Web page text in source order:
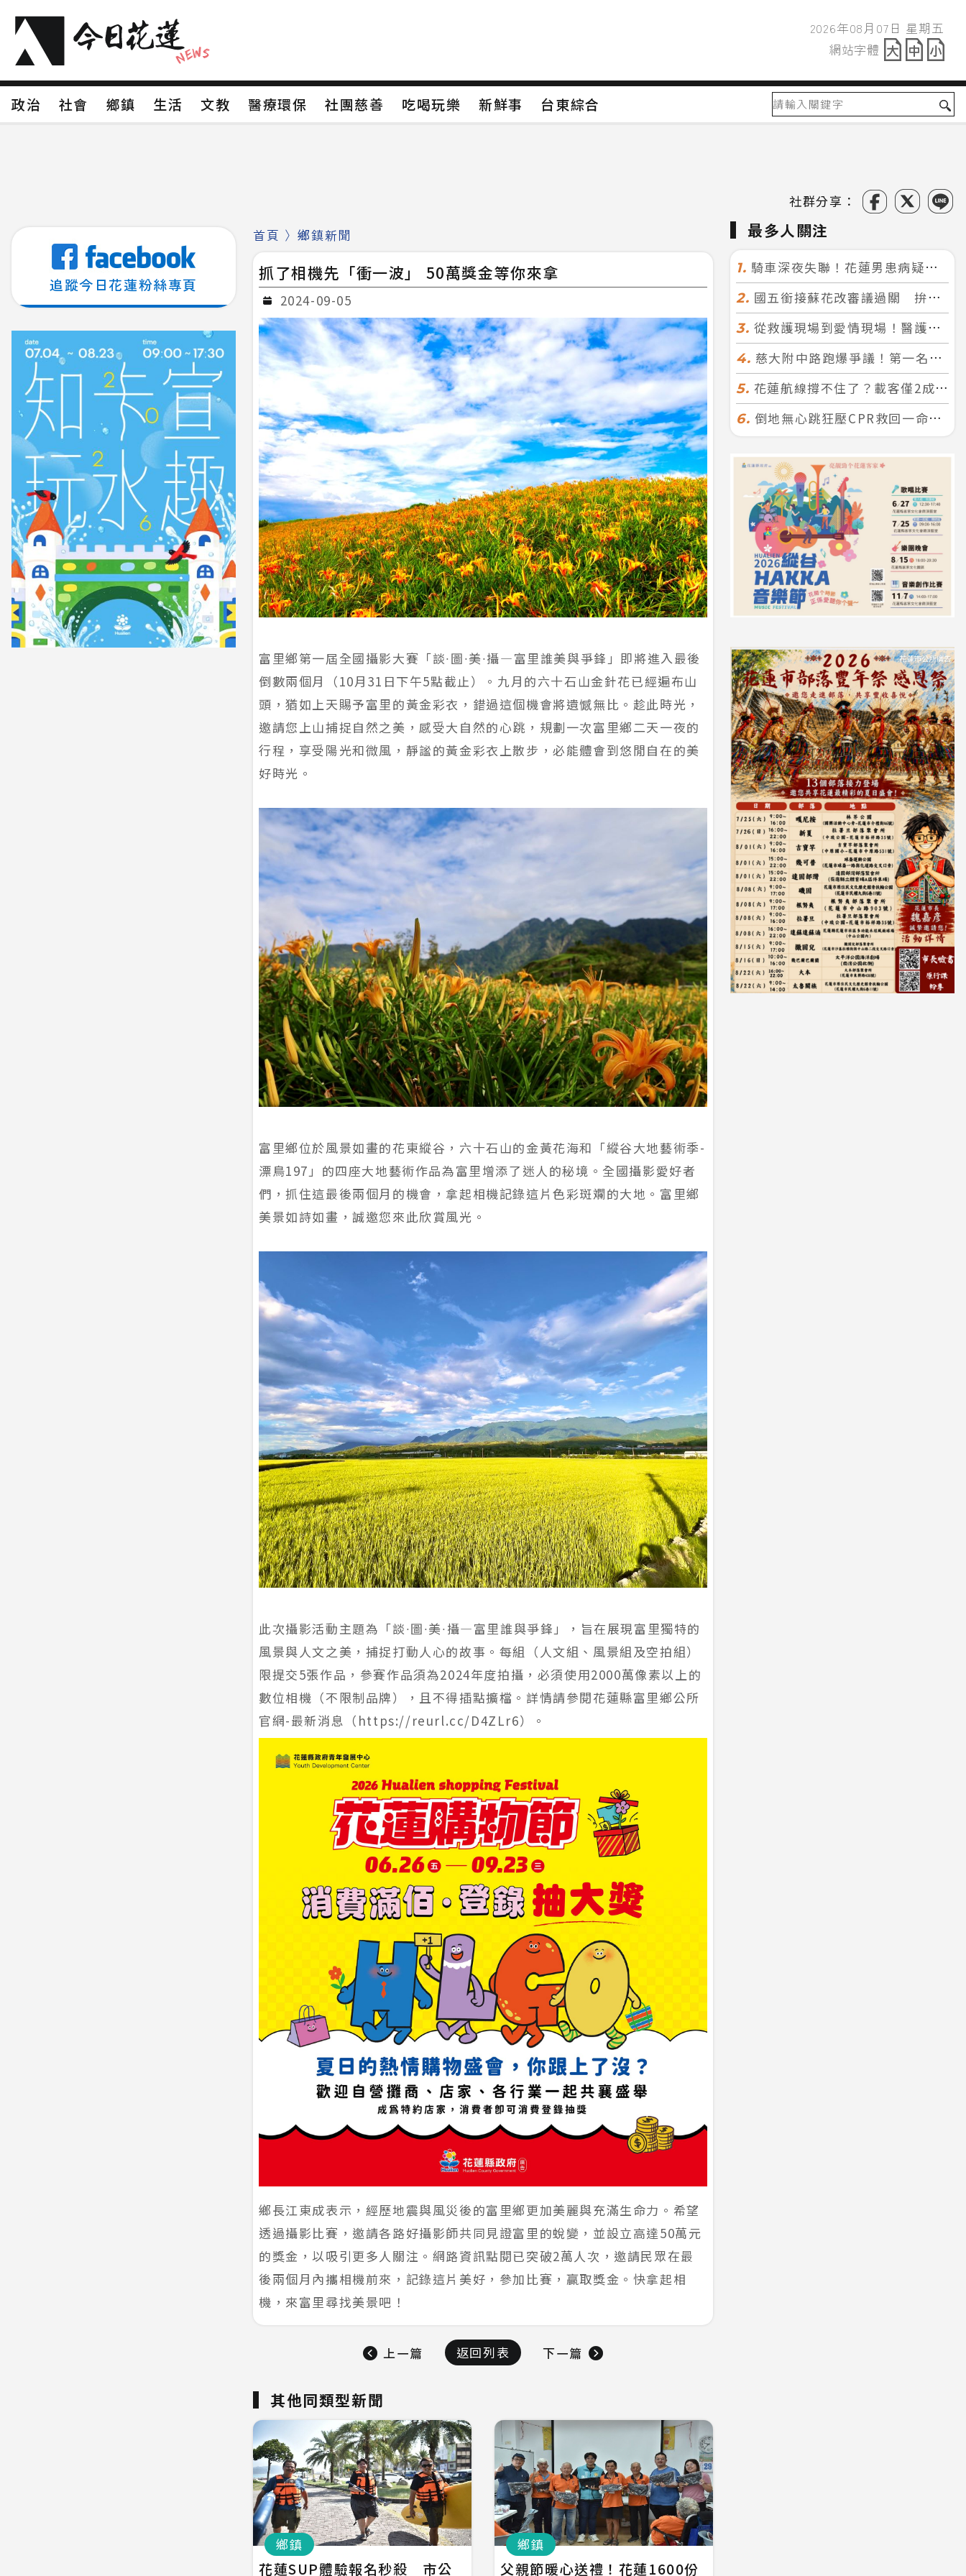
2026年08月07日
網站字體
政治 社會 鄉鎮 生活 文教 醫療環保 社團慈善 吃喝玩樂 新鮮事
台東綜合
社群分享：
追蹤今日花蓮粉絲專頁
首頁 〉鄉鎮新聞
抓了相機先「衝一波」 50萬獎金等你來拿
2024-09-05
富里鄉第一屆全國攝影大賽「談∙圖∙美∙攝—富里誰美與爭鋒」即將進入最後
倒數兩個月（10月31日下午5點截止）。九月的六十石山金針花已經遍布山
頭，猶如上天賜予富里的黃金彩衣，錯過這個機會將遺憾無比。趁此時光，
邀請您上山捕捉自然之美，感受大自然的心跳，規劃一次富里鄉二天一夜的
行程，享受陽光和微風，靜謐的黃金彩衣上散步，必能體會到悠閒自在的美
好時光。
富里鄉位於風景如畫的花東縱谷，六十石山的金黃花海和「縱谷大地藝術季-
漂鳥197」的四座大地藝術作品為富里增添了迷人的秘境。全國攝影愛好者
們，抓住這最後兩個月的機會，拿起相機記錄這片色彩斑斕的大地。富里鄉
美景如詩如畫，誠邀您來此欣賞風光。
此次攝影活動主題為「談∙圖∙美∙攝—富里誰與爭鋒」，旨在展現富里獨特的
風景與人文之美，捕捉打動人心的故事。每組（人文組、風景組及空拍組）
限提交5張作品，參賽作品須為2024年度拍攝，必須使用2000萬像素以上的
數位相機（不限制品牌），且不得插點擴檔。詳情請參閱花蓮縣富里鄉公所
官網-最新消息（https://reurl.cc/D4ZLr6）。
鄉長江東成表示，經歷地震與風災後的富里鄉更加美麗與充滿生命力。希望
透過攝影比賽，邀請各路好攝影師共同見證富里的蛻變，並設立高達50萬元
的獎金，以吸引更多人關注。網路資訊點閱已突破2萬人次，邀請民眾在最
後兩個月內攜相機前來，記錄這片美好，參加比賽，贏取獎金。快拿起相
機，來富里尋找美景吧！
上一篇 返回列表 下一篇
其他同類型新聞
鄉鎮
花蓮SUP體驗報名秒殺 市公
鄉鎮
父親節暖心送禮！花蓮1600份
最多人關注
1. 騎車深夜失聯！花蓮男患病疑迷途 警徒步百米急尋救回一命
2. 國五銜接蘇花改審議過關 拚明年七月前開工！台北花蓮2小時生活圈成形
3. 從救護現場到愛情現場！醫護×消防浪漫聯誼 32人配對成功5對
4. 慈大附中路跑爆爭議！第一名遭拔又改並列 家長怒：難以接受
5. 花蓮航線撐不住了？載客僅2成、年虧7000萬 華信喊：真的快飛不下去
6. 倒地無心跳狂壓CPR救回一命！警手傷撕裂仍不放手 竟救到藝人何篤霖哥哥
2026年08月07日 星期五
網站字體
政治 社會 鄉鎮 生活 文教 醫療環保 社團慈善 吃喝玩樂 新鮮事 台東綜合